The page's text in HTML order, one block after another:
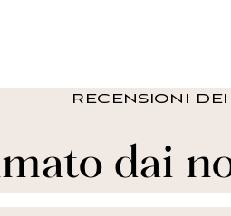
RECENSIONI
dai